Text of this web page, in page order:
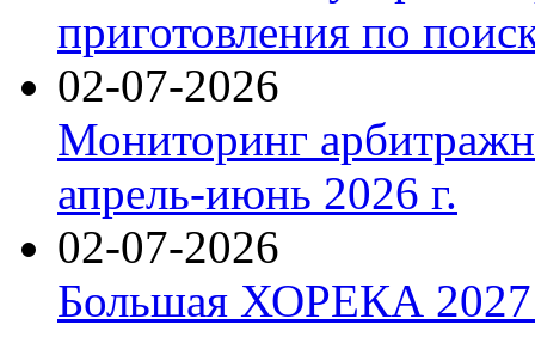
приготовления по
02-07-2026
Мониторинг
апрель-июнь 2026 г.
02-07-2026
Большая ХОРЕКА 2027: